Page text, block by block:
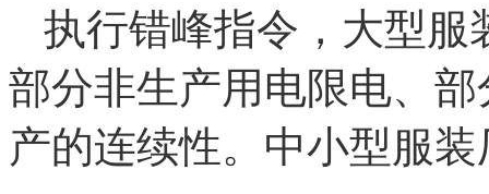
执行错峰指令，大型服
部分非生产用电限电、
产的连续性。中小型服